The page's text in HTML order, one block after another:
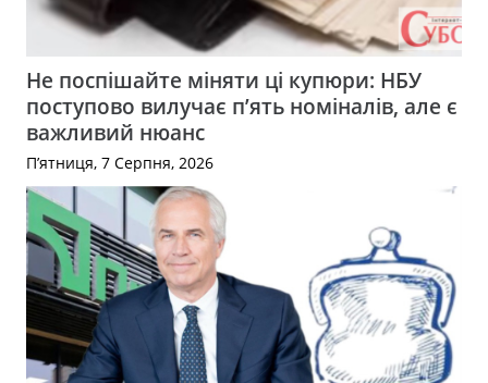
Не поспішайте міняти ці купюри: НБУ
поступово вилучає п’ять номіналів, але є
важливий нюанс
П’ятниця, 7 Серпня, 2026